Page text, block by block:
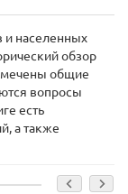
и населенных
обзор
общие
вопросы
есть
а также